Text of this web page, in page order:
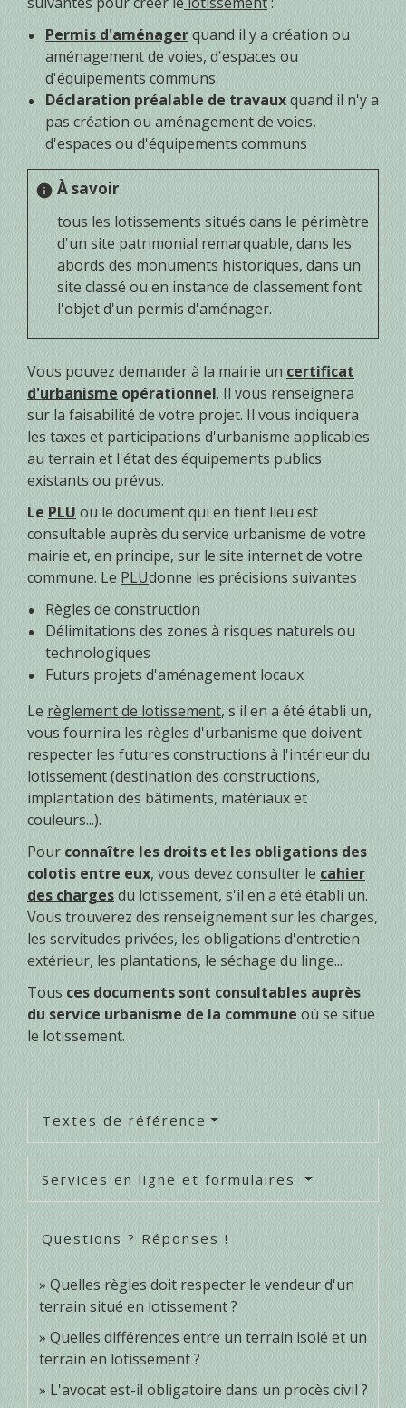
Permis d'aménagerquand il y a création ou
aménagement de voies, d'espaces ou
d'équipements communs
Déclaration préalable de travauxquand il n'y a
pas création ou aménagement de voies,
d'espaces ou d'équipements communs
info À savoir
tous les lotissements situés dans le périmètre
d'un site patrimonial remarquable, dans les
abords des monuments historiques, dans un
site classé ou en instance de classement font
l'objet d'un permis d'aménager.
Vous pouvez demander à la mairie un certificat
d'urbanisme opérationnel. Il vous renseignera
sur la faisabilité de votre projet. Il vous indiquera
les taxes et participations d'urbanisme applicables
au terrain et l'état des équipements publics
existants ou prévus.
Le PLU ou le document qui en tient lieu est
consultable auprès du service urbanisme de votre
mairie et, en principe, sur le site internet de votre
commune. Le PLUdonne les précisions suivantes :
Règles de construction
Délimitations des zones à risques naturels ou
technologiques
Futurs projets d'aménagement locaux
Le règlement de lotissement, s'il en a été établi un,
vous fournira les règles d'urbanisme que doivent
respecter les futures constructions à l'intérieur du
lotissement (destination des constructions,
implantation des bâtiments, matériaux et
couleurs...).
Pour connaître les droits et les obligations des
colotis entre eux, vous devez consulter le cahier
des chargesdu lotissement, s'il en a été établi un.
Vous trouverez des renseignement sur les charges,
les servitudes privées, les obligations d'entretien
extérieur, les plantations, le séchage du linge...
Tous ces documents sont consultables auprès
du service urbanisme de la commune où se situe
le lotissement.
Textes de référence
Services en ligne et formulaires
Questions ? Réponses !
Quelles règles doit respecter le vendeur d'un
terrain situé en lotissement ?
Quelles différences entre un terrain isolé et un
terrain en lotissement ?
L'avocat est-il obligatoire dans un procès civil ?